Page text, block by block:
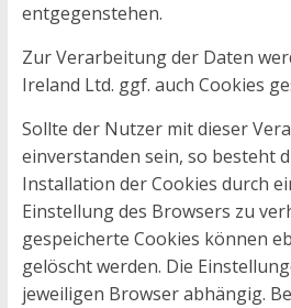
entgegenstehen.
Zur Verarbeitung der Daten
Ireland Ltd. ggf. auch Cookies
Sollte der Nutzer mit dieser
einverstanden sein, so besteht
Installation der Cookies durch
Einstellung des Browsers zu
gespeicherte Cookies können
gelöscht werden. Die
jeweiligen Browser abhängig.